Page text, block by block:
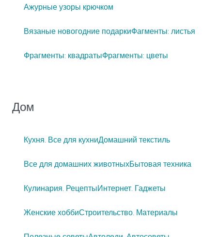
Ажурные узоры крючком
Вязаные новогодние подаркиФагменты: листья
Фрагменты: квадратыФрагменты: цветы
Дом
Кухня. Все для кухниДомашний текстиль
Все для домашних животныхБытовая техника
Кулинария. РецептыИнтернет. Гаджеты
Женские хоббиСтроительство. Материалы